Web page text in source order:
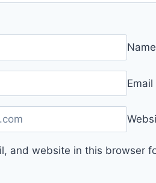
Name
Email
and website in this browser